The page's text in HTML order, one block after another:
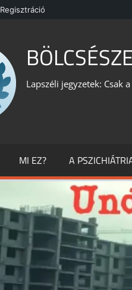
Regisztráció
Lapszéli jegyzetek: Csak
MI EZ? A